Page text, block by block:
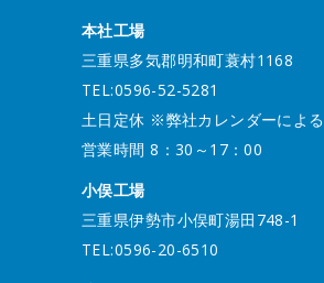
本社工場
三重県多気郡明和町蓑村1168
TEL:0596-52-5281
土日定休 ※弊社カレンダーによる
営業時間 8：30～17：00
小俣工場
三重県伊勢市小俣町湯田748-1
TEL:0596-20-6510